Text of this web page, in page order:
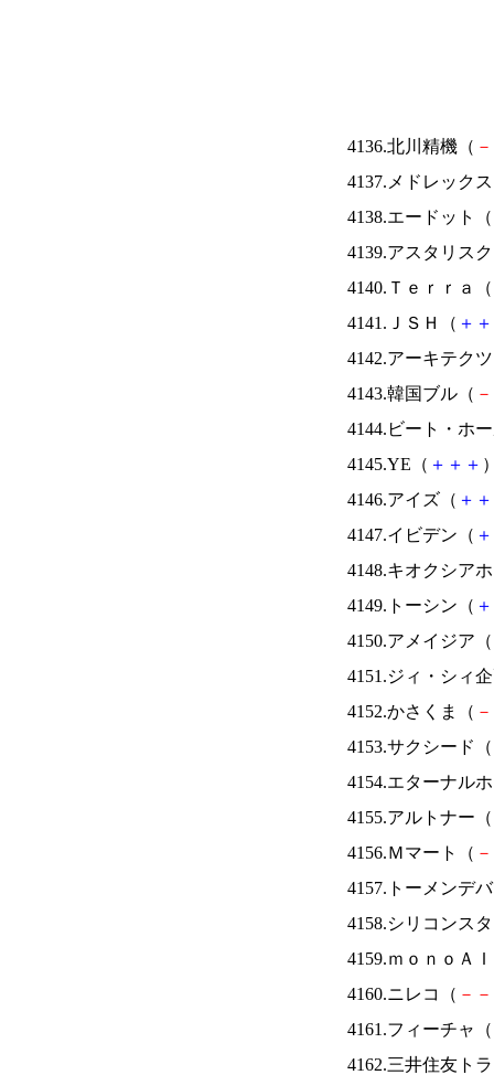
4136.北川精機（ －
4137.メドレック
4138.エードット（
4139.アスタリス
4140.Ｔｅｒｒａ（
4141.ＪＳＨ（ ＋ ＋
4142.アーキテク
4143.韓国ブル（ －
4144.ビート・ホ
4145.YE（ ＋ ＋ ＋
4146.アイズ（ ＋ ＋
4147.イビデン（ ＋
4148.キオクシア
4149.トーシン（ ＋
4150.アメイジア（
4151.ジィ・シィ
4152.かさくま（ －
4153.サクシード（
4154.エターナル
4155.アルトナー（
4156.Ｍマート（ －
4157.トーメンデ
4158.シリコンス
4159.ｍｏｎｏＡ
4160.ニレコ（ － －
4161.フィーチャ（
4162.三井住友ト